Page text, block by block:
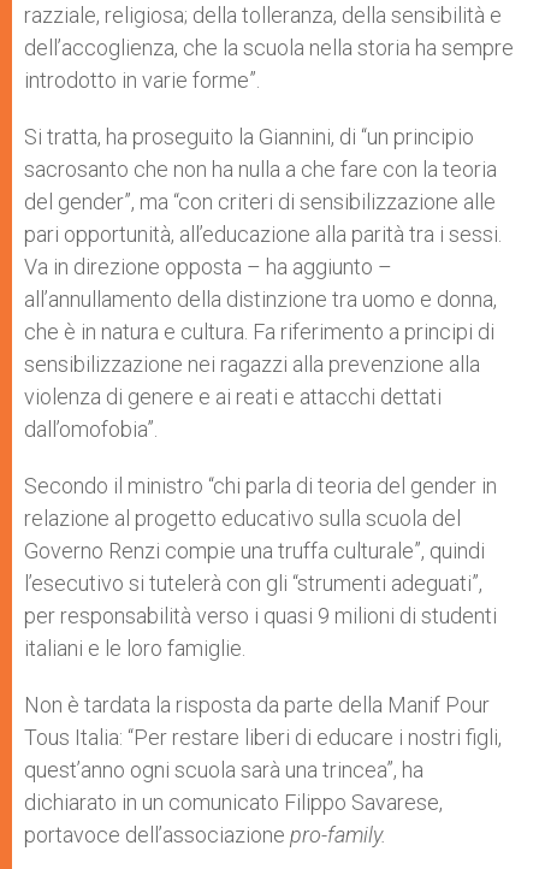
razziale, religiosa; della tolleranza, della sensibilità e
dell’accoglienza, che la scuola nella storia ha sempre
introdotto in varie forme”.
Si tratta, ha proseguito la Giannini, di “un principio
sacrosanto che non ha nulla a che fare con la teoria
del gender”, ma “con criteri di sensibilizzazione alle
pari opportunità, all’educazione alla parità tra i sessi.
Va in direzione opposta – ha aggiunto –
all’annullamento della distinzione tra uomo e donna,
che è in natura e cultura. Fa riferimento a principi di
sensibilizzazione nei ragazzi alla prevenzione alla
violenza di genere e ai reati e attacchi dettati
dall’omofobia”.
Secondo il ministro “chi parla di teoria del gender in
relazione al progetto educativo sulla scuola del
Governo Renzi compie una truffa culturale”, quindi
l’esecutivo si tutelerà con gli “strumenti adeguati”,
per responsabilità verso i quasi 9 milioni di studenti
italiani e le loro famiglie.
Non è tardata la risposta da parte della Manif Pour
Tous Italia: “Per restare liberi di educare i nostri figli,
quest’anno ogni scuola sarà una trincea”, ha
dichiarato in un comunicato Filippo Savarese,
portavoce dell’associazione pro-family.